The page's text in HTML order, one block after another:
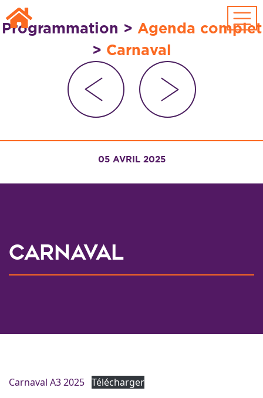
Passer au contenu principal
Programmation > Agenda complet
> Carnaval
05 AVRIL 2025
Carnaval
Carnaval A3 2025 Télécharger